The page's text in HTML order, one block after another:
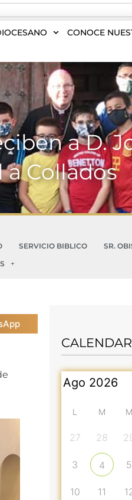
CONOCE
a D.
a Collados
SERVICIO BIBLICO SR.
L M M
27 28
3 4 5
10 11